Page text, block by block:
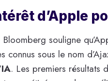
d’Apple
souligne
connus sous le nom
. Les premiers résultats